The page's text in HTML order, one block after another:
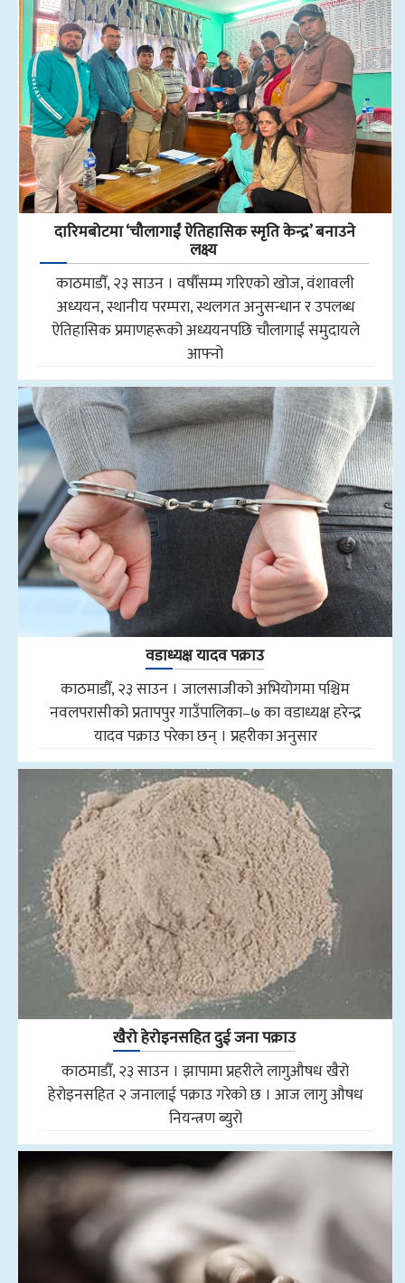
दारिमबोटमा ‘चौलागाईं ऐतिहासिक स्मृति केन्द्र’ बनाउने
लक्ष्य
काठमाडौँ, २३ साउन । वर्षौंसम्म गरिएको खोज, वंशावली
अध्ययन, स्थानीय परम्परा, स्थलगत अनुसन्धान र उपलब्ध
ऐतिहासिक प्रमाणहरूको अध्ययनपछि चौलागाईं समुदायले
आफ्नो
वडाध्यक्ष यादव पक्राउ
काठमाडौँ, २३ साउन । जालसाजीको अभियोगमा पश्चिम
नवलपरासीको प्रतापपुर गाउँपालिका–७ का वडाध्यक्ष हरेन्द्र
यादव पक्राउ परेका छन् । प्रहरीका अनुसार
खैरो हेरोइनसहित दुई जना पक्राउ
काठमाडौँ, २३ साउन । झापामा प्रहरीले लागुऔषध खैरो
हेरोइनसहित २ जनालाई पक्राउ गरेको छ । आज लागु औषध
नियन्त्रण ब्युरो